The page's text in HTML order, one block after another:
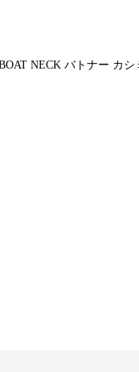
NECK バトナー カ